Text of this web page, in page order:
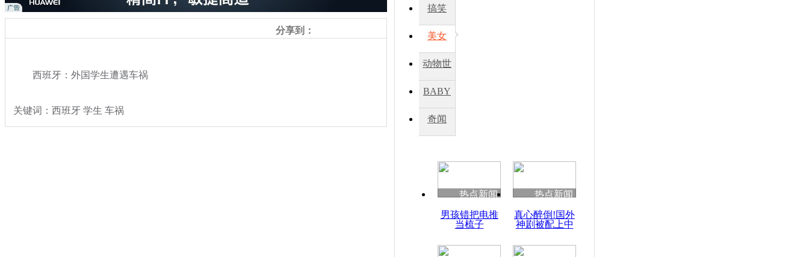
分享到：
西班牙：外国学生遭遇车祸
关键词：西班牙 学生 车祸
搞笑
美女
动物世
BABY
秀
奇闻
热点新闻
男孩错把电推
当梳子
热点新闻
真心醉倒!国外
神剧被配上中